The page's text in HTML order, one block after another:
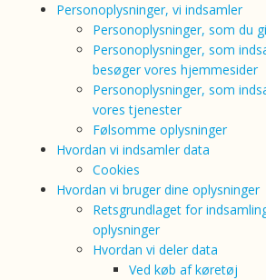
Personoplysninger, vi indsamler
Personoplysninger, som du
Personoplysninger, som
besøger vores hjemmesider
Personoplysninger, som
vores tjenester
Følsomme oplysninger
Hvordan vi indsamler data
Cookies
Hvordan vi bruger dine oplysninger
Retsgrundlaget for
oplysninger
Hvordan vi deler data
Ved køb af køretøj